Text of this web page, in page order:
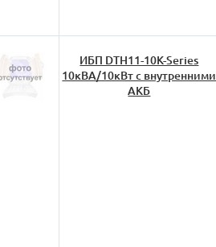
ИБП DTH11-10K-Series
10кВА/10кВт с внутренними
АКБ